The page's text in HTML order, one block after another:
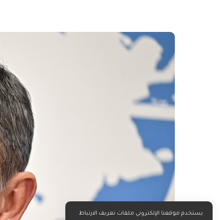
يستخدم موقعنا الإلكتروني ملفات تعريف الارتباط